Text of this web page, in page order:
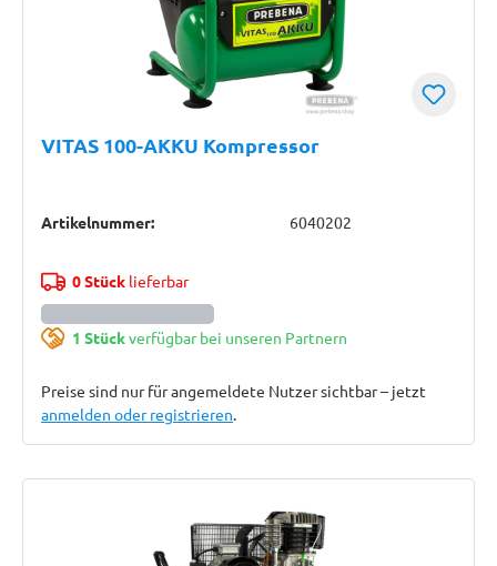
VITAS 100-AKKU Kompressor
Artikelnummer: 6040202
0 Stücklieferbar
1 Stückverfügbar bei unseren Partnern
Preise sind nur für angemeldete Nutzer sichtbar – jetzt
anmelden oder registrieren.